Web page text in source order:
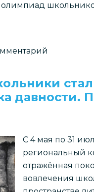
давности.
С 4 мая по 31
региональный
отражённая
вовлечения